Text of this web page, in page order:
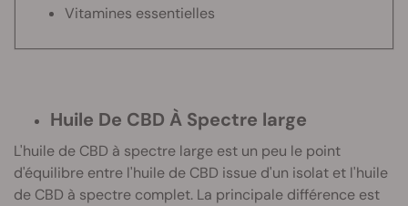
Vitamines essentielles
Huile De CBD À Spectre large
L'huile de CBD à spectre large est un peu le point
d'équilibre entre l'huile de CBD issue d'un isolat et l'huile
de CBD à spectre complet. La principale différence est